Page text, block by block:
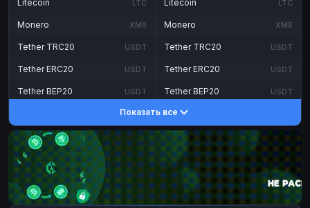
Litecoin LTC
Monero XMR
Tether TRC20 USDT
Tether ERC20 USDT
Tether BEP20 USDT
DASH
Toncoin TON
Dogecoin DOGE
TRX TRON
Bitcoin Cash BCH
Litecoin LTC
Monero XMR
Tether TRC20 USDT
Tether ERC20 USDT
Tether BEP20 USDT
DASH
Toncoin TON
Dogecoin DOGE
TRX TRON
Bitcoin Cash BCH
Показать все